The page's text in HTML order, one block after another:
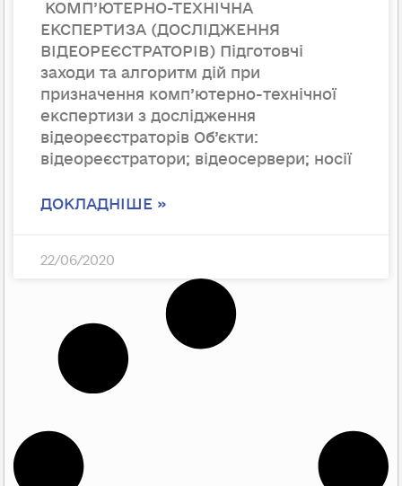
КОМП’ЮТЕРНО-ТЕХНІЧНА
ЕКСПЕРТИЗА (ДОСЛІДЖЕННЯ
ВІДЕОРЕЄСТРАТОРІВ) Підготовчі
заходи та алгоритм дій при
призначення комп’ютерно-технічної
експертизи з дослідження
відеореєстраторів Об’єкти:
відеореєстратори; відеосервери; носії
ДОКЛАДНІШЕ »
22/06/2020